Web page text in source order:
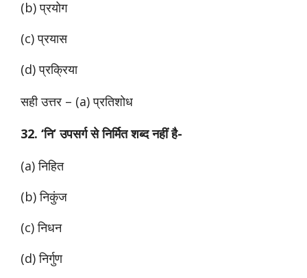
(b) प्रयोग
(c) प्रयास
(d) प्रक्रिया
सही उत्तर – (a) प्रतिशोध
32. ‘नि’ उपसर्ग से निर्मित शब्द नहीं है-
(a) निहित
(b) निकुंज
(c) निधन
(d) निर्गुण